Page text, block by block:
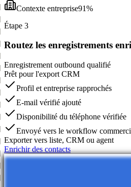
Contexte entreprise91%
Étape 3
Routez les enregistrements
Enregistrement outbound qualifié
Prêt pour l'export CRM
Profil et entreprise rapprochés
E-mail vérifié ajouté
Disponibilité du téléphone vérifiée
Envoyé vers le workflow
Exporter vers liste, CRM ou agent
Enrichir des contacts